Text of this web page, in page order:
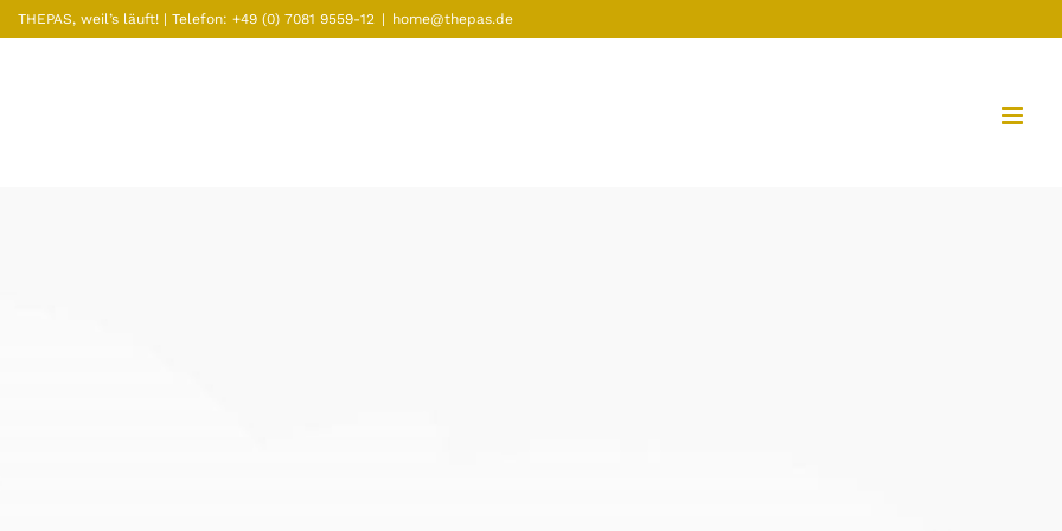
THEPAS, weil’s läuft! | Telefon: +49 (0) 7081 9559-12 | home@thepas.de